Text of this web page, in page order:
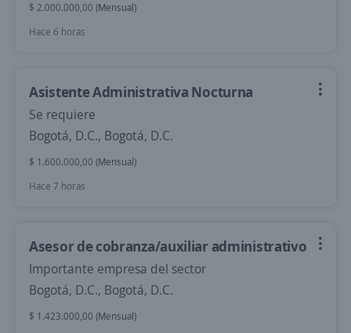
$ 2.000.000,00 (Mensual)
Hace 6 horas
Asistente Administrativa Nocturna
Se requiere
Bogotá, D.C., Bogotá, D.C.
$ 1.600.000,00 (Mensual)
Hace 7 horas
Asesor de cobranza/auxiliar administrativo
Importante empresa del sector
Bogotá, D.C., Bogotá, D.C.
$ 1.423.000,00 (Mensual)